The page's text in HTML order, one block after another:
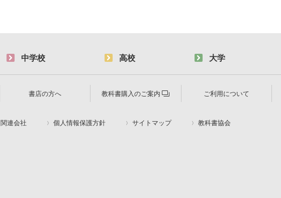
中学校 高校 大学
書店の方へ 教科書購入のご案内 ご利用について
関連会社 個人情報保護方針 サイトマップ 教科書協会